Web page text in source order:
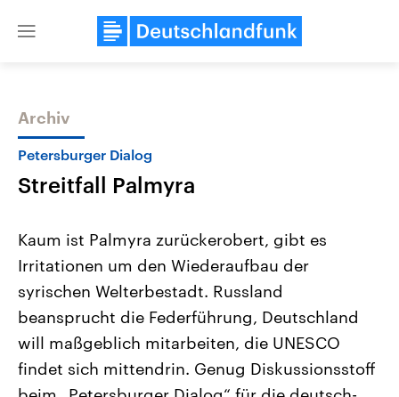
Close
Themen
Landtagswahl Sachsen-Anhalt
2026
Alle Informationen
Sachsen-Anhalt wählt am 6.
September 2026 einen neuen
USA
Aktuelle Beiträge,
Hintergründe
Wirtschaftlich und
gehören die Vereinigten
den mächtigsten Ländern
Archiv
Petersburger Dialog
Streitfall Palmyra
Kaum ist Palmyra zurückerobert, gibt es
Irritationen um den Wiederaufbau der
syrischen Welterbestadt. Russland
beansprucht die Federführung, Deutschland
will maßgeblich mitarbeiten, die UNESCO
findet sich mittendrin. Genug Diskussionsstoff